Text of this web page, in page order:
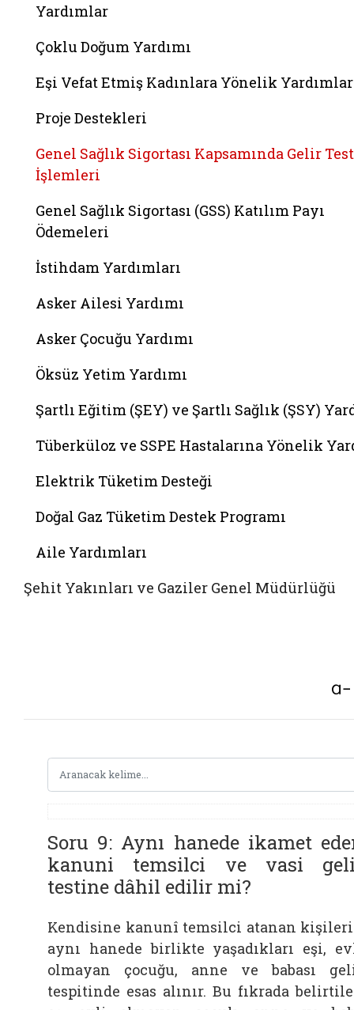
Yardımlar
Çoklu Doğum Yardımı
Eşi Vefat Etmiş Kadınlara Yönelik Yardımlar
Proje Destekleri
Genel Sağlık Sigortası Kapsamında Gelir
İşlemleri
Genel Sağlık Sigortası (GSS) Katılım Payı
Ödemeleri
İstihdam Yardımları
Asker Ailesi Yardımı
Asker Çocuğu Yardımı
Öksüz Yetim Yardımı
Şartlı Eğitim (ŞEY) ve Şartlı Sağlık (ŞSY)
Tüberküloz ve SSPE Hastalarına Yönelik
Elektrik Tüketim Desteği
Doğal Gaz Tüketim Destek Programı
Aile Yardımları
Şehit Yakınları ve Gaziler Genel Müdürlüğü
Soru 9: Aynı hanede ikamet
kanuni temsilci ve vasi
testine dâhil edilir mi?
Kendisine kanunî temsilci atanan
aynı hanede birlikte yaşadıkları eşi,
olmayan çocuğu, anne ve babası
tespitinde esas alınır. Bu fıkrada